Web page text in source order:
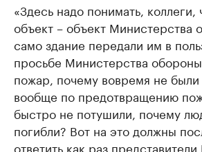
«Здесь надо понимать,
объект – объект
само здание передали им в
просьбе Министерства
пожар, почему вовремя не
вообще по предотвращению
быстро не потушили, почему
погибли? Вот на это должны
ответить как раз